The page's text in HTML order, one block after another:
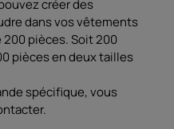
créer des
dans vos vêtements
pièces. Soit 200
pièces en deux tailles
spécifique, vous